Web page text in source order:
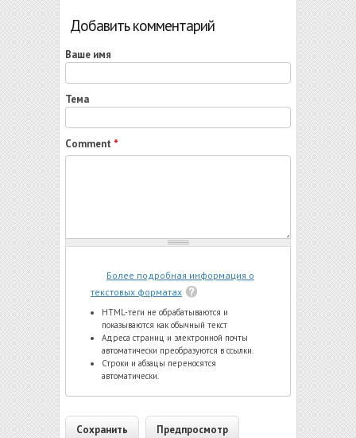
Добавить комментарий
Ваше имя
Тема
Comment *
Более подробная информация о
текстовых форматах
HTML-теги не обрабатываются и
показываются как обычный текст
Адреса страниц и электронной почты
автоматически преобразуются в ссылки.
Строки и абзацы переносятся
автоматически.